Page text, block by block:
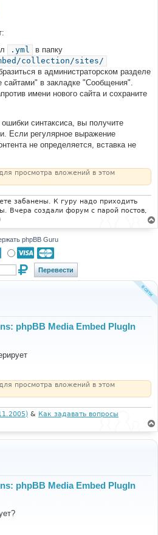
.yml
в папку
collection/sites/
в администраторском разделе
сайтами" в закладке "Сообщения".
имени нового сайта и сохраните
синтаксиса, вы получите
Если регулярное выражение
не определяется, вставка не
просмотра вложений в этом
забанены. К гуру надо приходить
Вчера создали форум с парой постов,
phpBB Guru
phpBB Media Embed PlugIn
просмотра вложений в этом
& Как задавать вопросы
phpBB Media Embed PlugIn